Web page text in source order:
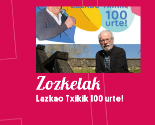
Zozketak
Lazkao Txikik 100 urte!